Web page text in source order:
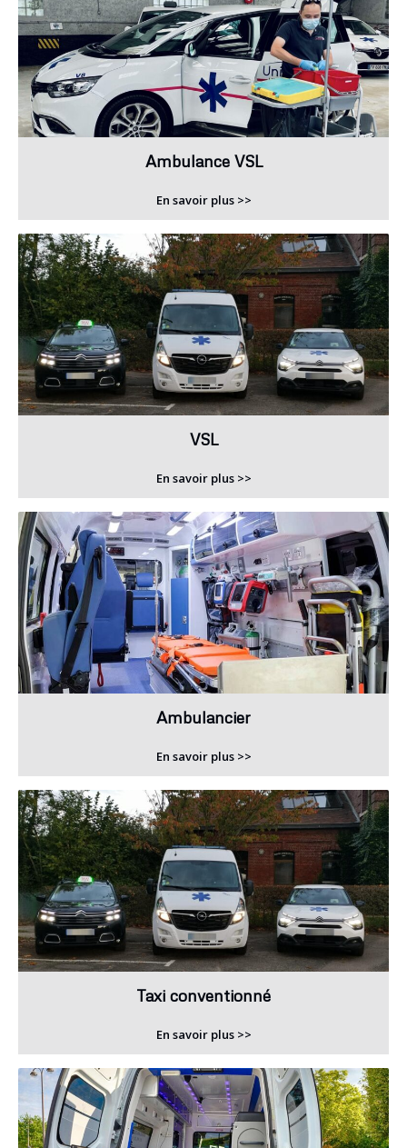
Ambulance VSL
En savoir plus >>
VSL
En savoir plus >>
Ambulancier
En savoir plus >>
Taxi conventionné
En savoir plus >>